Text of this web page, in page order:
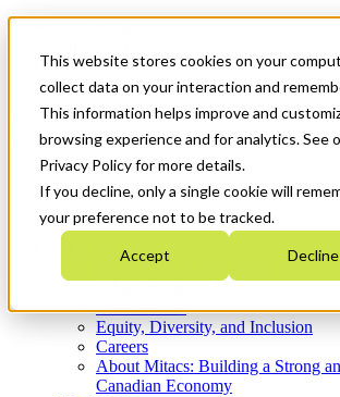
This website stores cookies on your
collect data on your interaction and
This information helps improve and
browsing experience and for analytics. See
Privacy Policy for more details.
If you decline, only a single cookie will
your preference not to be tracked.
Accept Decline
News & Events
Get Started
Menu
Who We Are
Strategic Plan 2026-2030
What We Do
Equity, Diversity, and Inclusion
Careers
About Mitacs: Building a Strong
Canadian Economy